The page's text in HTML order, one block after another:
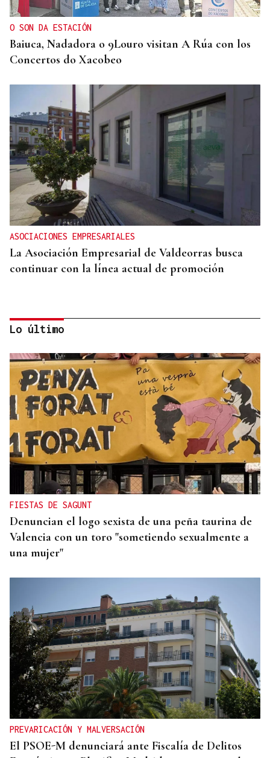
O SON DA ESTACIÓN
Baiuca, Nadadora o 9Louro visitan A Rúa con los
Concertos do Xacobeo
ASOCIACIONES EMPRESARIALES
La Asociación Empresarial de Valdeorras busca
continuar con la línea actual de promoción
DISTRIBUIDORA FAMILIAR
Gaseosas Roca, medio siglo creciendo junto a
Valdeorras y Coca-Cola
Lo último
FIESTAS DE SAGUNT
Denuncian el logo sexista de una peña taurina de
Valencia con un toro "sometiendo sexualmente a
una mujer"
PREVARICACIÓN Y MALVERSACIÓN
El PSOE-M denunciará ante Fiscalía de Delitos